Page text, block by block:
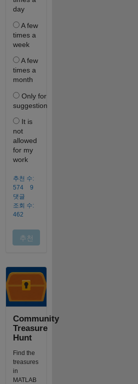
Community
Treasure
Hunt
Find the
treasures
in
MATLAB